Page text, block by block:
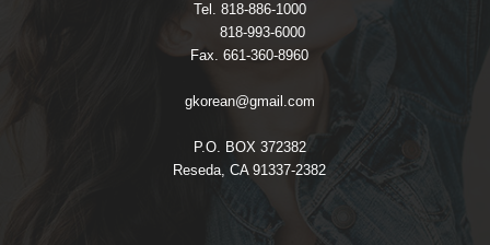
Tel. 818-886-1000
818-993-6000
Fax. 661-360-8960
gkorean@gmail.com
P.O. BOX 372382
Reseda, CA 91337-2382